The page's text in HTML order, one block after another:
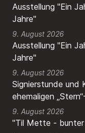
Ausstellung "Ein
Jahre"
9. August 2026
Ausstellung "Ein
Jahre"
9. August 2026
Signierstunde und
ehemaligen
9. August 2026
"Til Mette - bunter